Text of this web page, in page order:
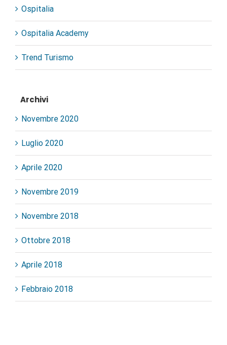
Ospitalia
Ospitalia Academy
Trend Turismo
Archivi
Novembre 2020
Luglio 2020
Aprile 2020
Novembre 2019
Novembre 2018
Ottobre 2018
Aprile 2018
Febbraio 2018